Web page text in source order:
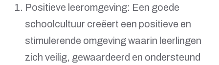
Positieve leeromgeving: Een goede
schoolcultuur creëert een positieve en
stimulerende omgeving waarin leerlingen
zich veilig, gewaardeerd en ondersteund